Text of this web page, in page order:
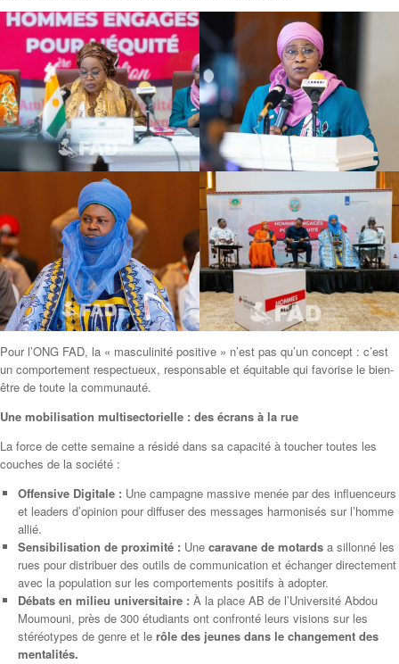
Pour l’ONG FAD, la « masculinité positive » n’est pas qu’un concept : c’est
un comportement respectueux, responsable et équitable qui favorise le bien-
être de toute la communauté.
Une mobilisation multisectorielle : des écrans à la rue
La force de cette semaine a résidé dans sa capacité à toucher toutes les
couches de la société :
Offensive Digitale : Une campagne massive menée par des influenceurs
et leaders d’opinion pour diffuser des messages harmonisés sur l’homme
allié.
Sensibilisation de proximité : Une caravane de motardsa sillonné les
rues pour distribuer des outils de communication et échanger directement
avec la population sur les comportements positifs à adopter.
Débats en milieu universitaire : À la place AB de l’Université Abdou
Moumouni, près de 300 étudiants ont confronté leurs visions sur les
stéréotypes de genre et le rôle des jeunes dans le changement des
mentalités.